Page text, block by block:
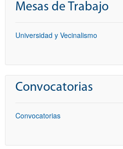
Mesas de Trabajo
Universidad y Vecinalismo
Convocatorias
Convocatorias